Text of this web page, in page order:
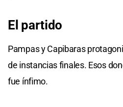
El partido
Pampas y Capibaras
de instancias finales. Esos
fue ínfimo.